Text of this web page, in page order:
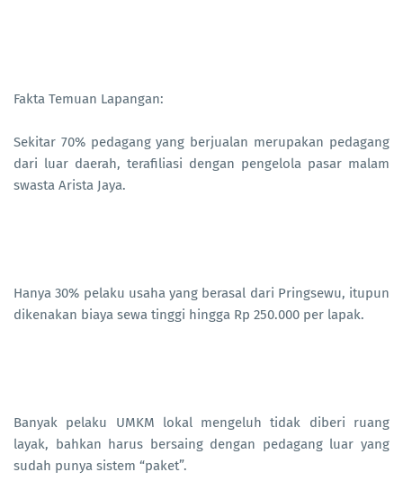
Fakta Temuan Lapangan:
Sekitar 70% pedagang yang berjualan merupakan pedagang
dari luar daerah, terafiliasi dengan pengelola pasar malam
swasta Arista Jaya.
Hanya 30% pelaku usaha yang berasal dari Pringsewu, itupun
dikenakan biaya sewa tinggi hingga Rp 250.000 per lapak.
Banyak pelaku UMKM lokal mengeluh tidak diberi ruang
layak, bahkan harus bersaing dengan pedagang luar yang
sudah punya sistem “paket”.